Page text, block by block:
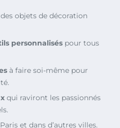
des objets de décoration
personnalisés pour tous
à faire soi-même pour
qui raviront les passionnés
et dans d’autres villes.